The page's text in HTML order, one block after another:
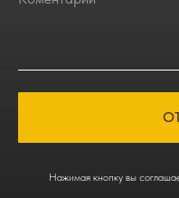
Нажимая кнопку вы